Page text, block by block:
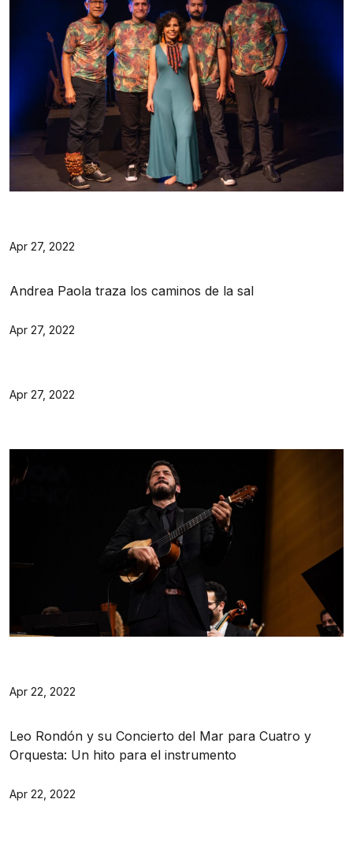
Apr 27, 2022
Andrea Paola traza los caminos de la sal
Apr 27, 2022
Apr 27, 2022
Apr 22, 2022
Leo Rondón y su Concierto del Mar para Cuatro y
Orquesta: Un hito para el instrumento
Apr 22, 2022